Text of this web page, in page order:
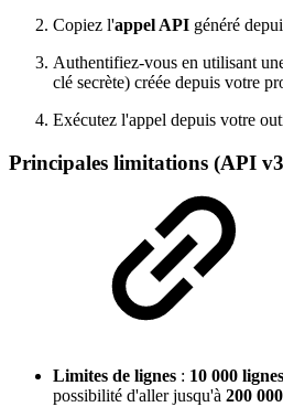
Copiez l'appel API généré
Authentifiez-vous en utilisant
clé secrète) créée depuis votre
Exécutez l'appel depuis votre
Principales limitations (API
Limites de lignes : 10 000
possibilité d'aller jusqu'à 200